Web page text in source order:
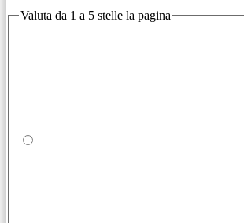
Valuta da 1 a 5 stelle la pagina